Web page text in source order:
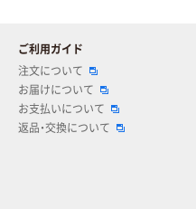
ご利用ガイド
注文について
お届けについて
お支払いについて
返品・交換について